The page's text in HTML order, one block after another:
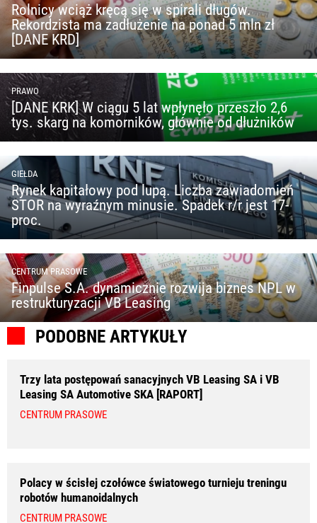
Rolnicy wciąż kręcą się w spirali długów.
Rekordzista ma zadłużenie na ponad 5 mln zł
[DANE KRD]
PRAWO
[DANE KRK] W ciągu 5 lat wpłynęło przeszło 2,6
tys. skarg na komorników, głównie od dłużników
GIEŁDA
Rynek kapitałowy pod lupą. Liczba zawiadomień
STOR na wyraźnym minusie. Spadek r/r jest 17-
proc.
CENTRUM PRASOWE
Finpulse S.A. dynamicznie rozwija biznes NPL w
restrukturyzacji VB Leasing
PODOBNE ARTYKUŁY
Trzy lata postępowań sanacyjnych VB Leasing SA i VB
Leasing SA Automotive SKA [RAPORT]
CENTRUM PRASOWE
Polacy w ścisłej czołówce światowego turnieju treningu
robotów humanoidalnych
CENTRUM PRASOWE